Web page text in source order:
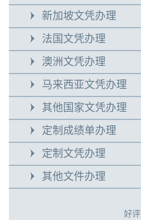
新加坡文凭办理
法国文凭办理
澳洲文凭办理
马来西亚文凭办理
其他国家文凭办理
定制成绩单办理
定制文凭办理
其他文件办理
好评